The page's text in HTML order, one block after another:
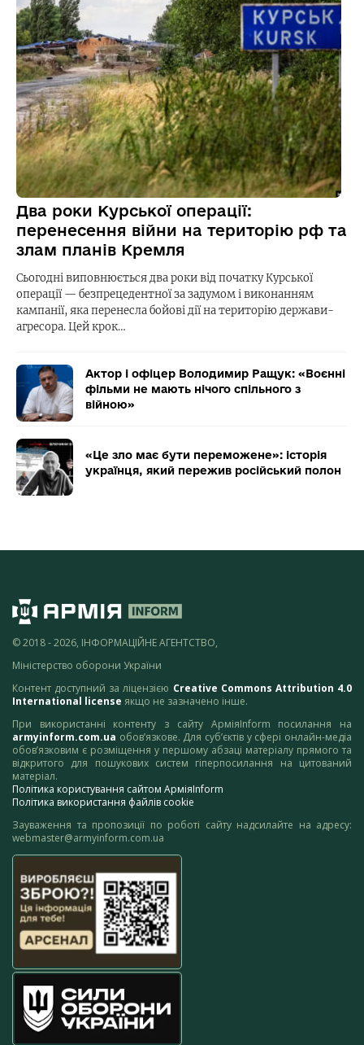
Два роки Курської операції:
перенесення війни на територію рф та
злам планів Кремля
Сьогодні виповнюється два роки від початку Курської
операції — безпрецедентної за задумом і виконанням
кампанії, яка перенесла бойові дії на територію держави-
агресора. Цей крок…
Актор і офіцер Володимир Ращук: «Воєнні
фільми не мають нічого спільного з
війною»
«Це зло має бути переможене»: історія
українця, який пережив російський полон
© 2018 - 2026, ІНФОРМАЦІЙНЕ АГЕНТСТВО,
Міністерство оборони України
Контент доступний за ліцензією Creative Commons Attribution 4.0
International license якщо не зазначено інше.
При використанні контенту з сайту АрміяInform посилання на
armyinform.com.ua обов’язкове. Для суб’єктів у сфері онлайн-медіа
обов’язковим є розміщення у першому абзаці матеріалу прямого та
відкритого для пошукових систем гіперпосилання на цитований
матеріал.
Політика користування сайтом АрміяInform
Політика використання файлів cookie
Зауваження та пропозиції по роботі сайту надсилайте на адресу:
webmaster@armyinform.com.ua